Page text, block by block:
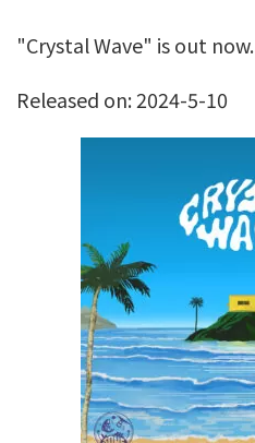
"Crystal Wave" is out now.
Released on: 2024-5-10